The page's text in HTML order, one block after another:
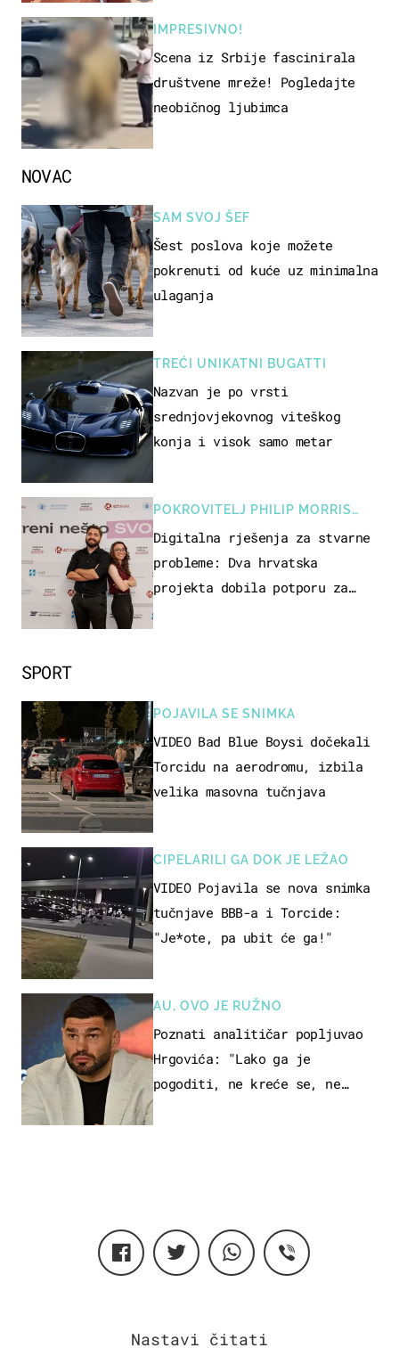
IMPRESIVNO!
Scena iz Srbije fascinirala
društvene mreže! Pogledajte
neobičnog ljubimca
SPORT
POJAVILA SE SNIMKA
VIDEO Bad Blue Boysi dočekali
Torcidu na aerodromu, izbila
velika masovna tučnjava
CIPELARILI GA DOK JE LEŽAO
VIDEO Pojavila se nova snimka
tučnjave BBB-a i Torcide:
"Je*ote, pa ubit će ga!"
AU, OVO JE RUŽNO
Poznati analitičar popljuvao
Hrgovića: "Lako ga je
pogoditi, ne kreće se, ne
NOVAC
SAM SVOJ ŠEF
Šest poslova koje možete
pokrenuti od kuće uz minimalna
ulaganja
TREĆI UNIKATNI BUGATTI
Nazvan je po vrsti
srednjovjekovnog viteškog
konja i visok samo metar
POKROVITELJ PHILIP MORRIS
ZAGREB
Digitalna rješenja za stvarne
probleme: Dva hrvatska
projekta dobila potporu za